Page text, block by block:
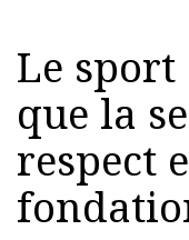
Le
que la
respect